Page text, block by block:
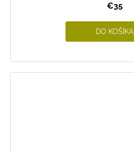
€35
DO KOŠÍKA